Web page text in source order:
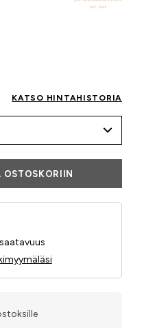
KATSO HINTAHISTORIA
OSTOSKORIIN